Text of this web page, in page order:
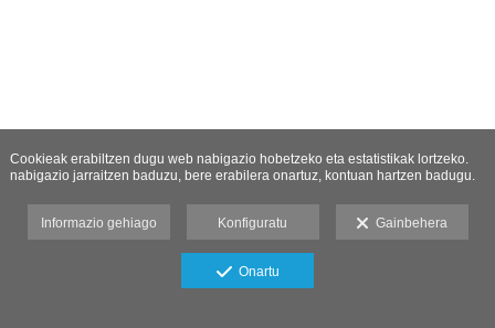
Cookieak erabiltzen dugu web nabigazio hobetzeko eta estatistikak lortzeko.
nabigazio jarraitzen baduzu, bere erabilera onartuz, kontuan hartzen badugu.
Informazio gehiago Konfiguratu Gainbehera
Onartu